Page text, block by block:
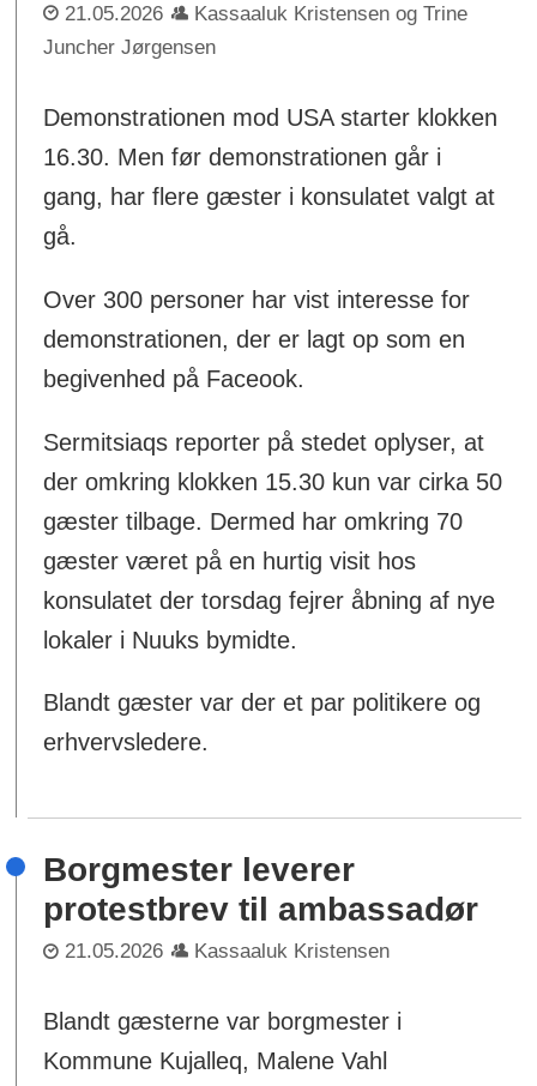
21.05.2026
Kassaaluk Kristensen og Trine
Juncher Jørgensen
Demonstrationen mod USA starter klokken
16.30. Men før demonstrationen går i
gang, har flere gæster i konsulatet valgt at
gå.
Over 300 personer har vist interesse for
demonstrationen, der er lagt op som en
begivenhed på Faceook.
Sermitsiaqs reporter på stedet oplyser, at
der omkring klokken 15.30 kun var cirka 50
gæster tilbage. Dermed har omkring 70
gæster været på en hurtig visit hos
konsulatet der torsdag fejrer åbning af nye
lokaler i Nuuks bymidte.
Blandt gæster var der et par politikere og
erhvervsledere.
Borgmester leverer
protestbrev til ambassadør
21.05.2026 Kassaaluk Kristensen
Blandt gæsterne var borgmester i
Kommune Kujalleq, Malene Vahl